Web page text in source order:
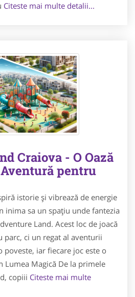
Citeste mai multe detalii...
Craiova - O Oază
pentru
istorie și vibrează de energie
inima sa un spațiu unde fantezia
Land. Acest loc de joacă
parc, ci un regat al aventurii
poveste, iar fiecare joc este o
Lumea Magică De la primele
copiii Citeste mai multe